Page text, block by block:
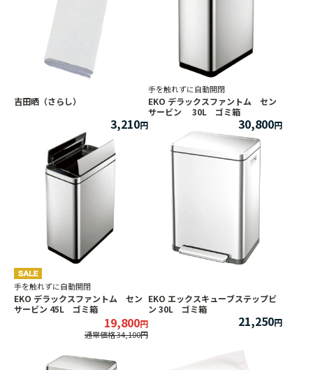
吉田晒（さらし）
3,210
手を触れずに自動開閉
EKO デラックスファントム セン
サービン 30L ゴミ箱
30,800
手を触れずに自動開閉
EKO デラックスファントム セン
サービン 45L ゴミ箱
19,800
通常価格 34,100
EKO エックスキューブステップビ
ン 30L ゴミ箱
21,250